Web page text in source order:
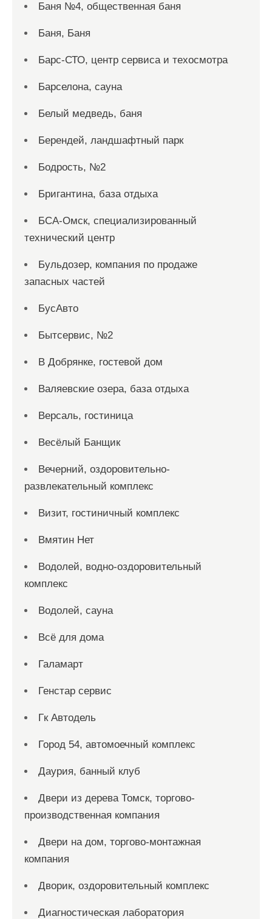
Баня №4, общественная баня
Баня, Баня
Барс-СТО, центр сервиса и техосмотра
Барселона, сауна
Белый медведь, баня
Берендей, ландшафтный парк
Бодрость, №2
Бригантина, база отдыха
БСА-Омск, специализированный
технический центр
Бульдозер, компания по продаже
запасных частей
БусАвто
Бытсервис, №2
В Добрянке, гостевой дом
Валяевские озера, база отдыха
Версаль, гостиница
Весёлый Банщик
Вечерний, оздоровительно-
развлекательный комплекс
Визит, гостиничный комплекс
Вмятин Нет
Водолей, водно-оздоровительный
комплекс
Водолей, сауна
Всё для дома
Галамарт
Генстар сервис
Гк Автодель
Город 54, автомоечный комплекс
Даурия, банный клуб
Двери из дерева Томск, торгово-
производственная компания
Двери на дом, торгово-монтажная
компания
Дворик, оздоровительный комплекс
Диагностическая лаборатория